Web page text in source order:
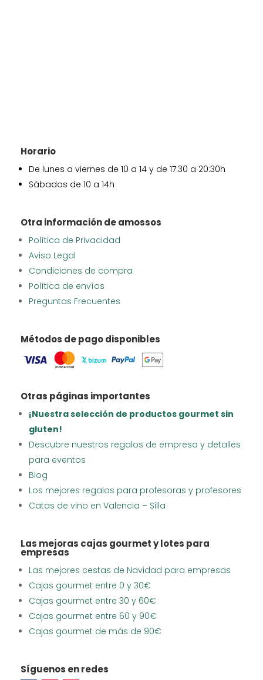
Horario
De lunes a viernes de 10 a 14 y de 17:30 a 20:30h
Sábados de 10 a 14h
Otra información de amossos
Política de Privacidad
Aviso Legal
Condiciones de compra
Política de envíos
Preguntas Frecuentes
Métodos de pago disponibles
Otras páginas importantes
¡Nuestra selección de productos gourmet sin
gluten!
Descubre nuestros regalos de empresa y detalles
para eventos
Blog
Los mejores regalos para profesoras y profesores
Catas de vino en Valencia – Silla
Las mejoras cajas gourmet y lotes para
empresas
Las mejores cestas de Navidad para empresas
Cajas gourmet entre 0 y 30€
Cajas gourmet entre 30 y 60€
Cajas gourmet entre 60 y 90€
Cajas gourmet de más de 90€
Síguenos en redes